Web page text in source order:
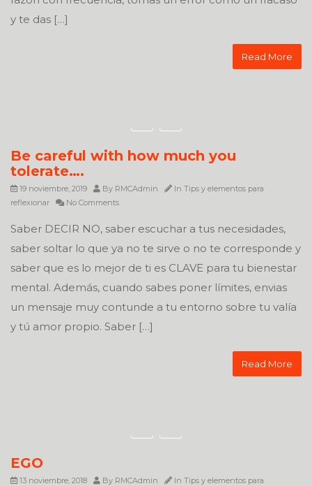
y te das […]
Read More
Be careful with how much you
tolerate….
19 noviembre, 2019 By RMCAdmin In Tips y elementos para
reflexionar
No Comments
Saber DECIR NO, saber escuchar a tus necesidades,
saber soltar lo que ya no te sirve o no te corresponde y
saber que es lo mejor de ti es CLAVE para tu bienestar
mental. Además, cuando sabes poner límites, envias
un mensaje muy contunde a tu entorno sobre tu valía
y tú amor propio. Saber […]
Read More
EGO
13 noviembre, 2018 By RMCAdmin In Tips y elementos para